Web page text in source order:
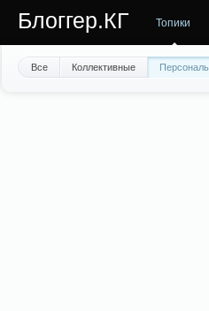
Блоггер.КГ Топики
Все Коллективные